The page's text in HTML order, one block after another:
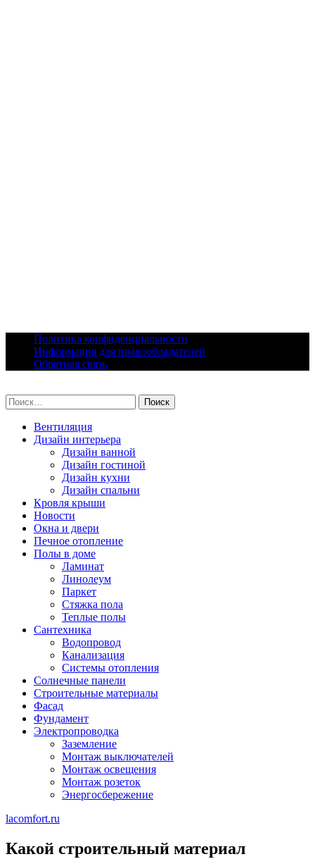
content
Политика конфиденциальности
Информация для правообладателей
Обратная связь
Найти:
Вентиляция
Дизайн интерьера
Дизайн ванной
Дизайн гостиной
Дизайн кухни
Дизайн спальни
Кровля крыши
Новости
Окна и двери
Печное отопление
Полы в доме
Ламинат
Линолеум
Паркет
Стяжка пола
Теплые полы
Сантехника
Водопровод
Канализация
Системы отопления
Солнечные панели
Строительные материалы
Фасад
Фундамент
Электропроводка
Заземление
Монтаж выключателей
Монтаж освещения
Монтаж розеток
Энергосбережение
lacomfort.ru
Какой строительный материал